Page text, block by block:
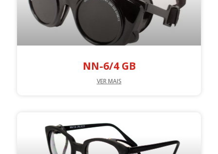
NN-6/4 GB
VER MAIS